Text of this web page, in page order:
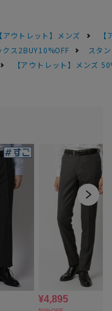
【アウトレット】メンズ
クス2BUY10%OFF
スタ
【アウトレット】メンズ